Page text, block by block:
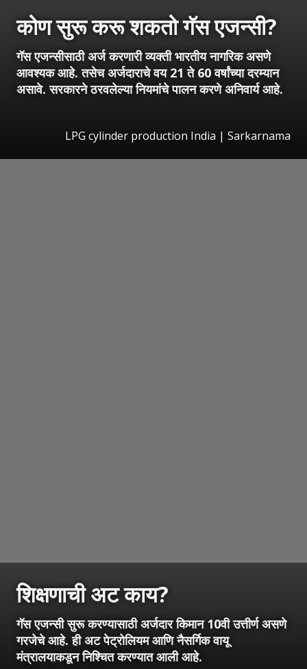
कोण सुरू करू शकतो गॅस एजन्सी?
गॅस एजन्सीसाठी अर्ज करणारी व्यक्ती भारतीय नागरिक असणे
आवश्यक आहे. तसेच अर्जदाराचे वय 21 ते 60 वर्षांच्या दरम्यान
असावे. सरकारने ठरवलेल्या नियमांचे पालन करणे अनिवार्य आहे.
LPG cylinder production India | Sarkarnama
शिक्षणाची अट काय?
गॅस एजन्सी सुरू करण्यासाठी अर्जदार किमान 10वी उत्तीर्ण असणे
गरजेचे आहे. ही अट पेट्रोलियम आणि नैसर्गिक वायू
मंत्रालयाकडून निश्चित करण्यात आली आहे.